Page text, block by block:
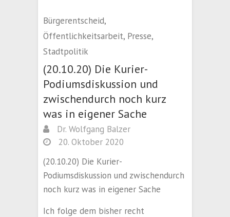
Bürgerentscheid,
Öffentlichkeitsarbeit, Presse,
Stadtpolitik
(20.10.20) Die Kurier-
Podiumsdiskussion und
zwischendurch noch kurz
was in eigener Sache
Dr. Wolfgang Balzer
20. Oktober 2020
(20.10.20) Die Kurier-
Podiumsdiskussion und zwischendurch
noch kurz was in eigener Sache
Ich folge dem bisher recht